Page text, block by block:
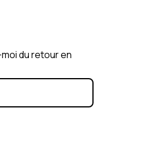
du retour en